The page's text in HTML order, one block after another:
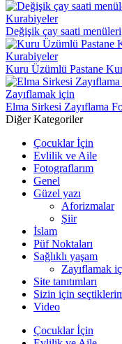
Kurabiyeler
Değişik çay saati menüleri
Kurabiyeler
Kuru Üzümlü Pastane
Zayıflamak için
Elma Sirkesi Zayıflama
Diğer Kategoriler
Çocuklar İçin
Evlilik ve Aile
Fotograflarım
Genel
Güzel yazı
Aforizmalar
Şiir
İslam
Püf Noktaları
Sağlıklı yaşam
Zayıflamak
Site tanıtımları
Sizin için
Video
Çocuklar İçin